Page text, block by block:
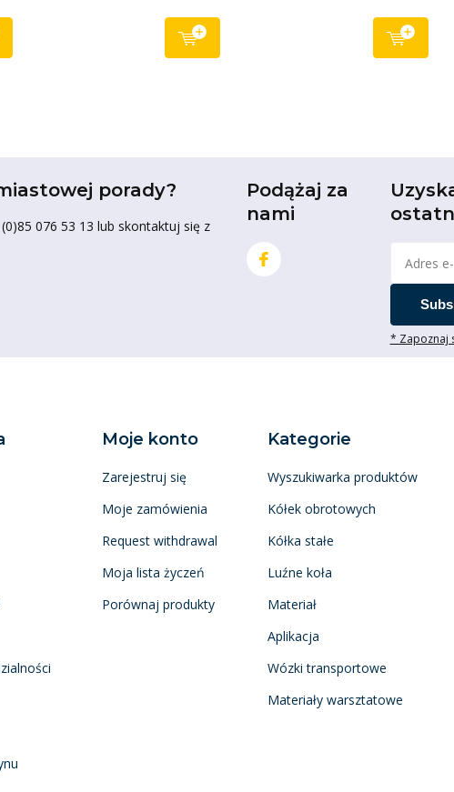
porady?
076 53 13 lub skontaktuj się z
Podążaj za
nami
* Zapoznaj
Moje konto
Zarejestruj się
Moje zamówienia
Request withdrawal
Moja lista życzeń
Porównaj produkty
Kategorie
Wyszukiwarka produktów
Kółek obrotowych
Kółka stałe
Luźne koła
Materiał
Aplikacja
Wózki transportowe
Materiały warsztatowe